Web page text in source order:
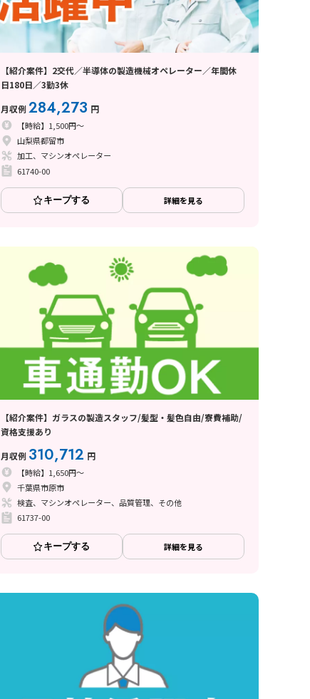
【紹介案件】2交代／半導体の製造機械オペレーター／年間休
日180日／3勤3休
月収例284,273 円
【時給】1,500円～
山梨県都留市
加工、マシンオペレーター
61740-00
キープする 詳細を見る
【紹介案件】ガラスの製造スタッフ/髪型・髪色自由/寮費補助/
資格支援あり
月収例 310,712 円
【時給】1,650円～
千葉県市原市
検査、マシンオペレーター、品質管理、その他
61737-00
キープする 詳細を見る